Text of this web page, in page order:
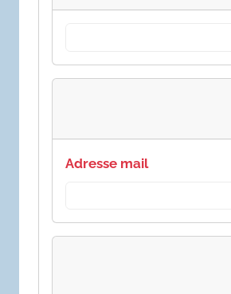
Adresse mail